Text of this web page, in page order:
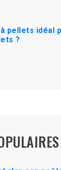
pellets idéal
?